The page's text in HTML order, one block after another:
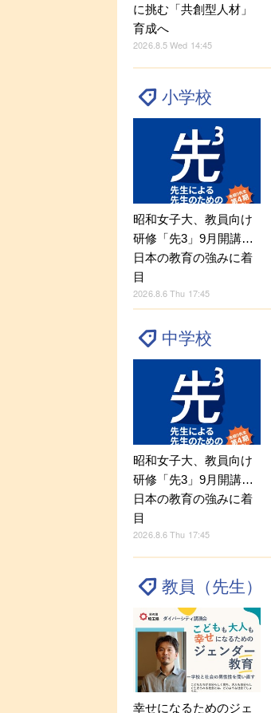
に挑む「共創型人材」
育成へ
2026.8.5 Wed 14:45
小学校
昭和女子大、教員向け
研修「先3」9月開講…
日本の教育の強みに着
目
2026.8.6 Thu 17:45
中学校
昭和女子大、教員向け
研修「先3」9月開講…
日本の教育の強みに着
目
2026.8.6 Thu 17:45
教員（先生）
幸せになるためのジェ